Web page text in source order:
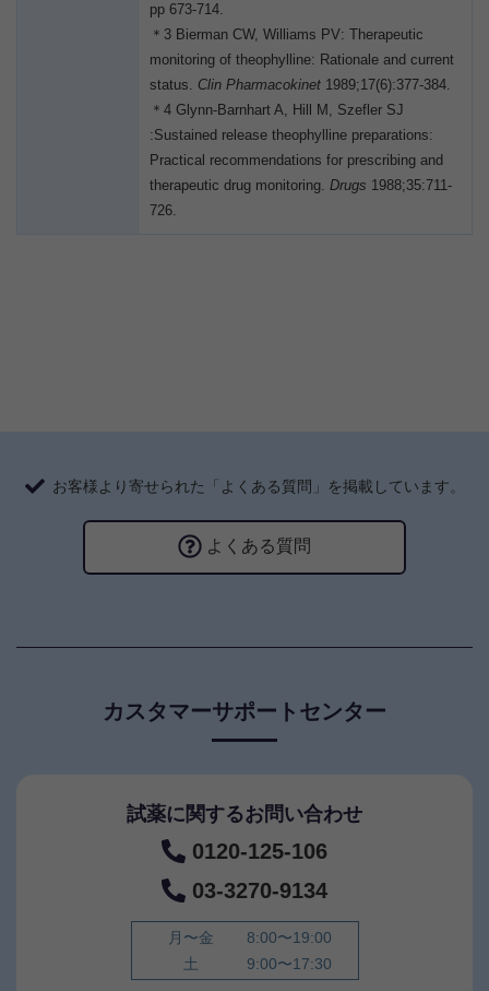
pp 673-714.
＊3 Bierman CW, Williams PV: Therapeutic
monitoring of theophylline: Rationale and current
status. Clin Pharmacokinet 1989;17(6):377-384.
＊4 Glynn-Barnhart A, Hill M, Szefler SJ
:Sustained release theophylline preparations:
Practical recommendations for prescribing and
therapeutic drug monitoring. Drugs 1988;35:711-
726.
お客様より寄せられた「よくある質問」を掲載しています。
よくある質問
カスタマーサポートセンター
試薬に関するお問い合わせ
0120-125-106
03-3270-9134
月〜金
8:00〜19:00
土
9:00〜17:30